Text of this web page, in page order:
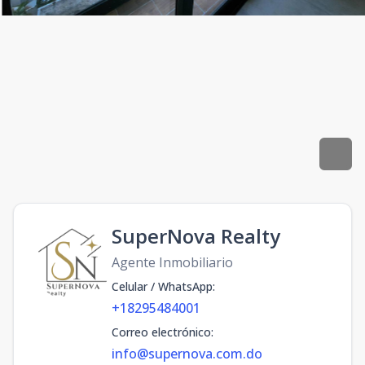
SuperNova Realty
Agente Inmobiliario
Celular / WhatsApp:
+18295484001
Correo electrónico:
info@supernova.com.do